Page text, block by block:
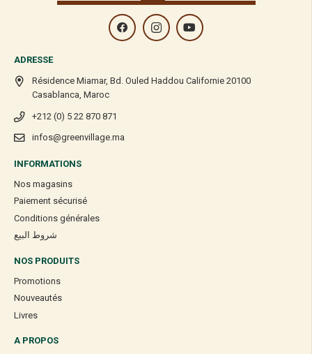
ADRESSE
Résidence Miamar, Bd. Ouled Haddou Californie 20100
Casablanca, Maroc
+212 (0) 5 22 870 871
infos@greenvillage.ma
INFORMATIONS
Nos magasins
Paiement sécurisé
Conditions générales
شروط البيع
NOS PRODUITS
Promotions
Nouveautés
Livres
A PROPOS